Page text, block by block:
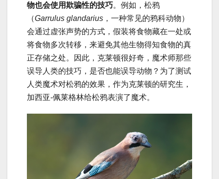
物也会使用欺骗性的技巧。例如，松鸦
（Garrulus glandarius ，一种常见的鸦科动物）
会通过虚张声势的方式，假装将食物藏在一处或
将食物多次转移，来避免其他生物得知食物的真
正存储之处。因此，克莱顿很好奇，魔术师那些
误导人类的技巧，是否也能误导动物？为了测试
人类魔术对松鸦的效果，作为克莱顿的研究生，
加西亚-佩莱格林给松鸦表演了魔术。